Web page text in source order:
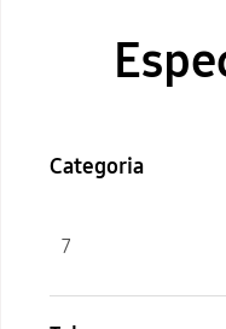
Categoria
7